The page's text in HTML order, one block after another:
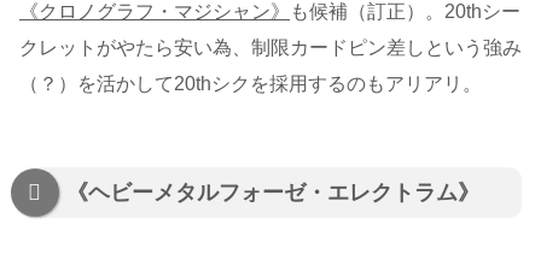
《クロノグラフ・マジシャン》
も候補（訂正）。20thシー
クレットがやたら安い為、制限カードピン差しという強み
（？）を活かして20thシクを採用するのもアリアリ。
《ヘビーメタルフォーゼ・エレクトラム》